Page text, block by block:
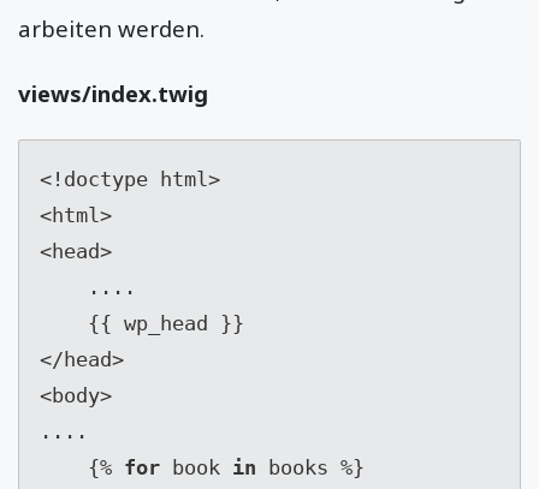
arbeiten werden.
views/index.twig
<!doctype html>
<html>
<head>
</head>
<body>
....
    {%
for book in books %}